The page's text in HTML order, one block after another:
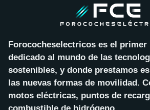
Forococheselectricos es el primer
dedicado al mundo de las
sostenibles, y donde prestamos
las nuevas formas de movilidad.
motos eléctricas, puntos de